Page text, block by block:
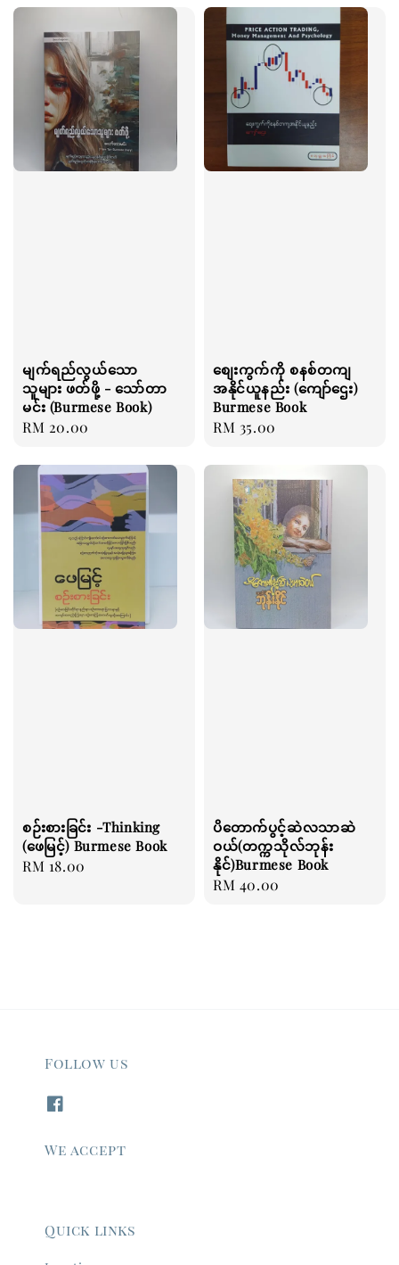
မျက်ရည်လွယ်သော
သူများ ဖတ်ဖို့ - သော်တာ
မင်း (Burmese Book)
Regular
RM 20.00
စျေးကွက်ကို စနစ်တကျ
အနိုင်ယူနည်း (ကျော်ဌေး)
Burmese Book
Regular
RM 35.00
စဉ်းစားခြင်း -Thinking
(ဖေမြင့်) Burmese Book
Regular
RM 18.00
ပိတောက်ပွင့်ဆဲလသာဆဲ
ဝယ်(တက္ကသိုလ်ဘုန်း
နိုင်)Burmese Book
Regular
RM 40.00
Follow us
We accept
Quick links